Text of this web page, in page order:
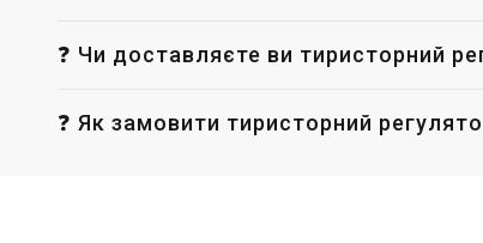
❓ Чи доставляєте ви тиристорний
❓ Як замовити тиристорний